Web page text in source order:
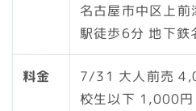
名古屋市中区上
駅徒歩6分 地下鉄
料金 7/31 大人前売
校生以下 1,000